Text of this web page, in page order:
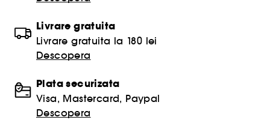
Livrare gratuita
Livrare gratuita la 180 lei
Descopera
Plata securizata
Visa, Mastercard, Paypal
Descopera